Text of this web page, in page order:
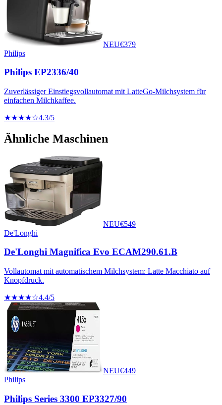
NEU€379
Philips
Philips EP2336/40
Zuverlässiger Einstiegsvollautomat mit LatteGo-Milchsystem für
einfachen Milchkaffee.
★★★★☆4.3/5
Ähnliche Maschinen
NEU€549
De'Longhi
De'Longhi Magnifica Evo ECAM290.61.B
Vollautomat mit automatischem Milchsystem: Latte Macchiato auf
Knopfdruck.
★★★★☆4.4/5
NEU€449
Philips
Philips Series 3300 EP3327/90